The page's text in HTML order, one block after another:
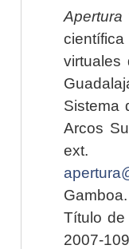
Apertura
virtuales
Sistema
Arcos
Título de
2007-